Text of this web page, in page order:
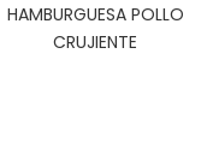
HAMBURGUESA POLLO
CRUJIENTE